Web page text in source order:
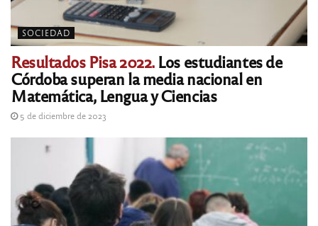
SOCIEDAD
Resultados Pisa 2022.Los estudiantes de
Córdoba superan la media nacional en
Matemática, Lengua y Ciencias
5 de diciembre de 2023